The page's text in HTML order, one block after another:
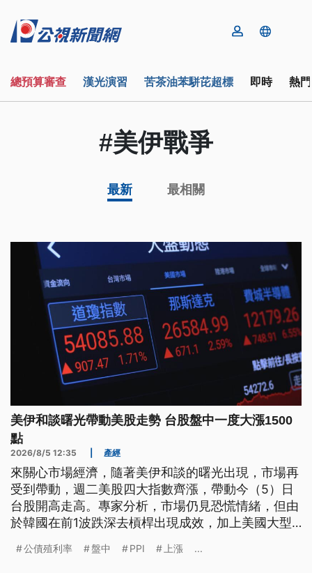
總預算審查 漢光演習 苦茶油苯駢芘超標 即時 熱
#美伊戰爭
最新 最相關
美伊和談曙光帶動美股走勢 台股盤中一度大漲1500
點
2026/8/5 12:35 產經
來關心市場經濟，隨著美伊和談的曙光出現，市場再
受到帶動，週二美股四大指數齊漲，帶動今（5）日
台股開高走高。專家分析，市場仍見恐慌情緒，但由
於韓國在前1波跌深去槓桿出現成效，加上美國大型
極。而針對荷姆茲海峽重啟的期待，也刺激國際油價
公債殖利率 盤中 PPI 上漲 ...